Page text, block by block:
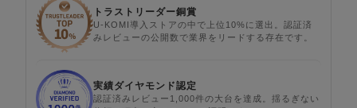
トラストリーダー銅賞
U-KOMI導入ストアの中で上位10%に選出。認証済
みレビューの公開数で業界をリードする存在です。
実績ダイヤモンド認定
認証済みレビュー1,000件の大台を達成。揺るぎない